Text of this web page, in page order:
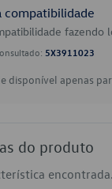
compatibilidade
fazendo
5X3911023
disponível apenas
do produto
encontrada.